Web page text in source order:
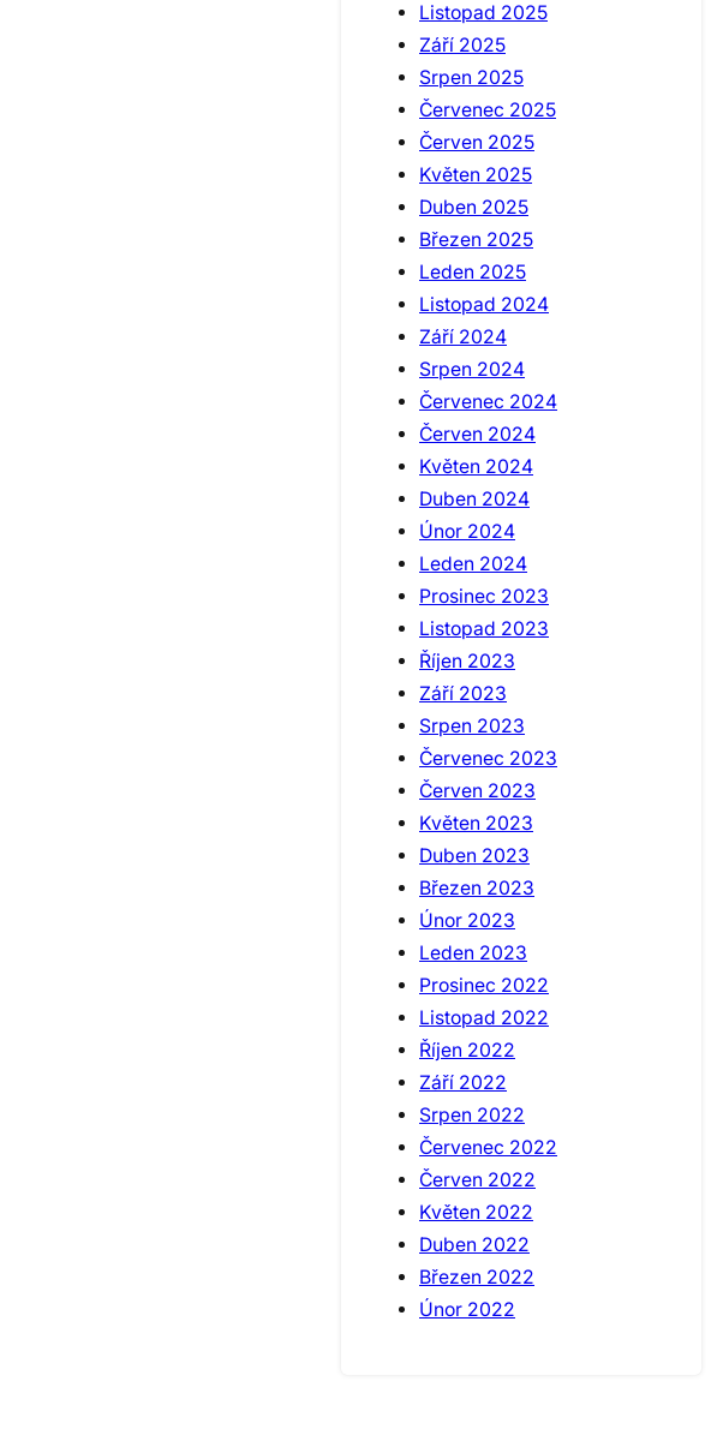
Listopad 2025
Září 2025
Srpen 2025
Červenec 2025
Červen 2025
Květen 2025
Duben 2025
Březen 2025
Leden 2025
Listopad 2024
Září 2024
Srpen 2024
Červenec 2024
Červen 2024
Květen 2024
Duben 2024
Únor 2024
Leden 2024
Prosinec 2023
Listopad 2023
Říjen 2023
Září 2023
Srpen 2023
Červenec 2023
Červen 2023
Květen 2023
Duben 2023
Březen 2023
Únor 2023
Leden 2023
Prosinec 2022
Listopad 2022
Říjen 2022
Září 2022
Srpen 2022
Červenec 2022
Červen 2022
Květen 2022
Duben 2022
Březen 2022
Únor 2022